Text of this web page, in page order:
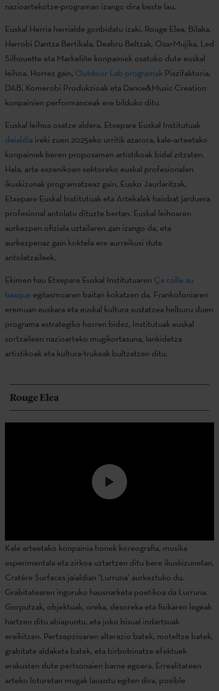
nazioartekotze-programan izango dira beste lau.
Euskal Herria herrialde gonbidatu izaki, Rouge Elea, Bilaka,
Harrobi Dantza Bertikala, Deabru Beltzak, Osa+Mujika, Led
Silhouette eta Markeliñe konpainiek osatuko dute euskal
leihoa. Horrez gain, Outdoor Lab programak Piszifaktoria,
DAB, Komerobi Produkzioak eta Dance&Music Creation
konpainien performanceak ere bilduko ditu.
Euskal leihoa osatze aldera, Etxepare Euskal Institutuak
deialdia ireki zuen 2025eko urritik azarora, kale-arteetako
konpainiek beren proposamen artistikoak bidal zitzaten.
Hala, arte eszenikoen sektoreko euskal profesionalen
ikuskizunak programatzeaz gain, Eusko Jaurlaritzak,
Etxepare Euskal Institutuak eta Artekalek hainbat jarduera
profesional antolatu dituzte bertan. Euskal leihoaren
aurkezpen ofiziala uztailaren 4an izango da, eta
aurkezpenaz gain koktela ere aurreikusi dute
antolatzaileek.
Ekimen hau Etxepare Euskal Institutuaren Ça colle au
basque egitasmoaren baitan kokatzen da. Frankofoniaren
eremuan euskara eta euskal kultura sustatzea helburu duen
programa estrategiko horren bidez, Institutuak euskal
sortzaileen nazioarteko mugikortasuna, lankidetza
artistikoak eta kultura-trukeak bultzatzen ditu.
Rouge Elea
Kale arteetako konpainia honek koreografia, musika
esperimentala eta zirkoa uztartzen ditu bere ikuskizunetan.
Cratère Surfaces jaialdian ‘Lurruna’ aurkeztuko du.
Grabitatearen inguruko hausnarketa poetikoa da Lurruna.
Gorputzak, objektuak, oreka, desoreka eta fisikaren legeak
hartzen ditu abiapuntu, eta joko bisual indartsuak
eraikitzen. Pertzepzioaren alterazio batek, moteltze batek,
grabitate aldaketa batek, eta birbobinatze efektuek
erakusten dute pertsonaien barne egoera. Errealitateen
arteko loturetan mugak lausotu egiten dira, posible